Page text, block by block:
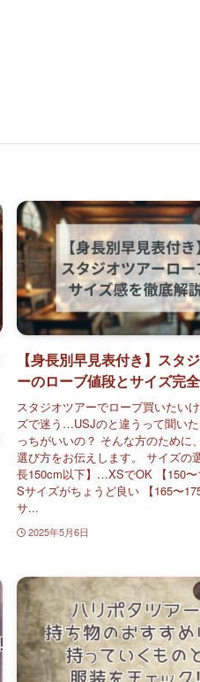
【身長別早見表付き】スタ
ーのローブ値段とサイズ完
スタジオツアーでローブ買いたい
ズで迷う…USJのと違うって聞い
っちがいいの？ そんな方のために
選び方をお伝えします。 サイズの
長150cm以下】…XSでOK 【150
Sサイズがちょうど良い 【165〜
サ...
2025年5月6日